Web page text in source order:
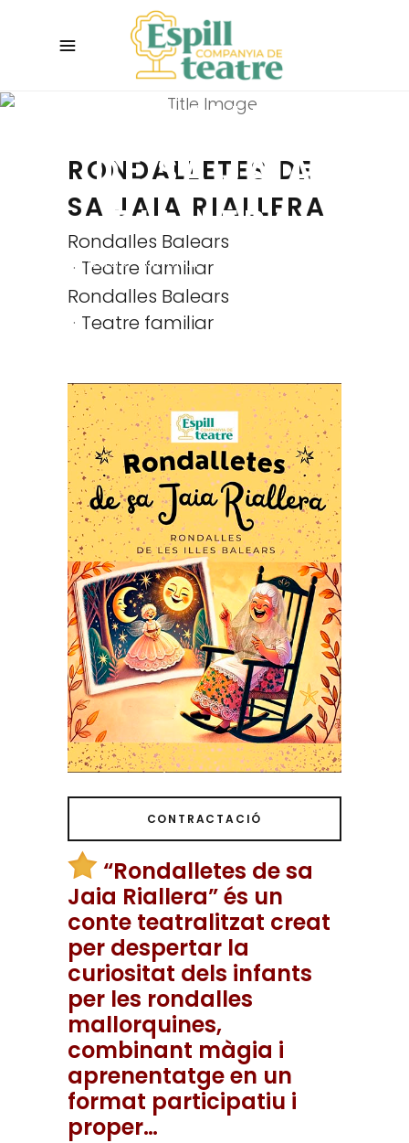
RONDALLETES
DE SA JAIA
RIALLERA
Teatre familiar - Foment de la
RONDALLETES DE
SA JAIA RIALLERA
Rondalles Balears
Teatre familiar
Rondalles Balears
Teatre familiar
CONTRACTACIÓ
“Rondalletes de sa
Jaia Riallera” és un
conte teatralitzat creat
per despertar la
curiositat dels infants
per les rondalles
mallorquines,
combinant màgia i
aprenentatge en un
format participatiu i
proper…